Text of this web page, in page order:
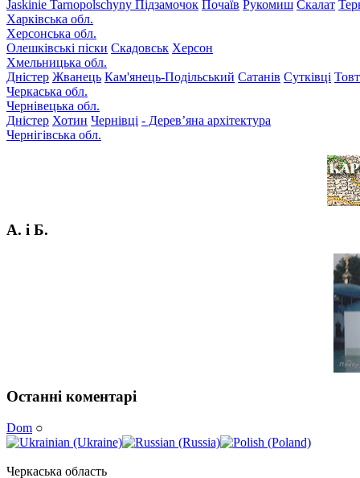
Jaskinie Tarnopolschyny Підзамочок Почаїв Рукомиш Скалат
Харківська обл.
Херсонська обл.
Олешківські піски Скадовськ Херсон
Хмельницька обл.
Дністер Жванець Кам'янець-Подільський Сатанів Сутківці
Черкаська обл.
Чернівецька обл.
Дністер Хотин Чернівці - Дерев’яна архітектура
Чернігівська обл.
А. і Б.
Останні коментарі
Dom ○
Черкаська область